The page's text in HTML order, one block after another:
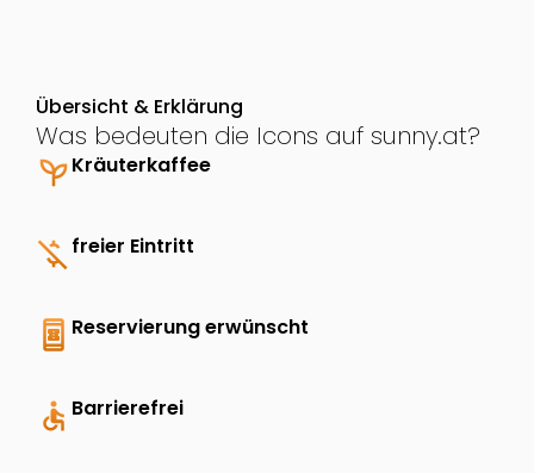
Übersicht & Erklärung
Was bedeuten die Icons auf sunny.at?
psychiatryKräuterkaffee
money_off freier Eintritt
book_online Reservierung erwünscht
accessible Barrierefrei